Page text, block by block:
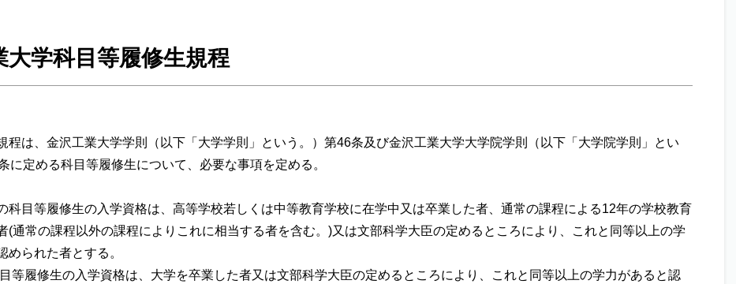
大学科目等履修生規程
は、金沢工業大学学則（以下「大学学則」という。）第46条及び金沢工業大学大学院学則（以下「大学院学則」とい
に定める科目等履修生について、必要な事項を定める。
目等履修生の入学資格は、高等学校若しくは中等教育学校に在学中又は卒業した者、通常の課程による12年の学校教育
(通常の課程以外の課程によりこれに相当する者を含む。)又は文部科学大臣の定めるところにより、これと同等以上の学
められた者とする。
等履修生の入学資格は、大学を卒業した者又は文部科学大臣の定めるところにより、これと同等以上の学力があると認